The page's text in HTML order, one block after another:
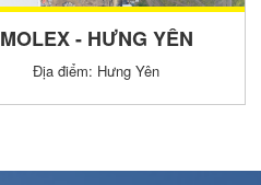
MOLEX - HƯNG YÊN
Địa điểm: Hưng Yên